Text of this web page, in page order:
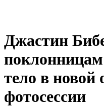
Джастин
поклонницам
тело в новой
фотосессии